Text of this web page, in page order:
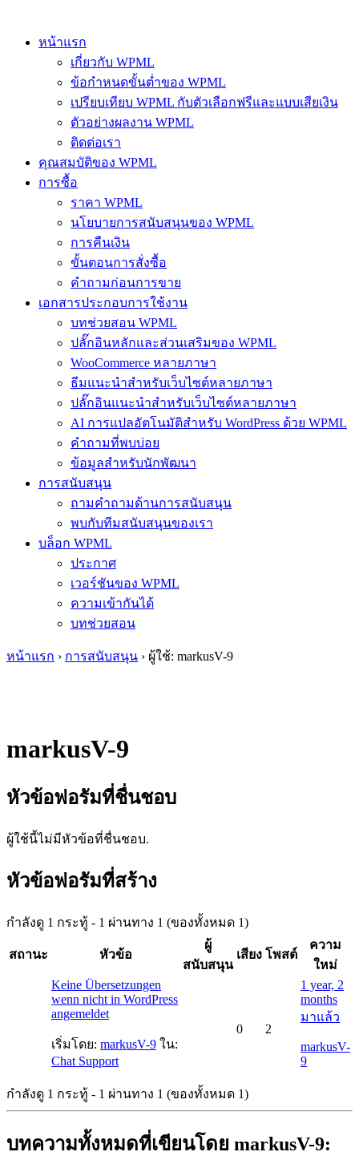
หน้าแรก
เกี่ยวกับ WPML
ข้อกำหนดขั้นต่ำของ WPML
เปรียบเทียบ WPML กับตัวเลือกฟรีและแบบเสียเงิน
ตัวอย่างผลงาน WPML
ติดต่อเรา
คุณสมบัติของ WPML
การซื้อ
ราคา WPML
นโยบายการสนับสนุนของ WPML
การคืนเงิน
ขั้นตอนการสั่งซื้อ
คำถามก่อนการขาย
เอกสารประกอบการใช้งาน
บทช่วยสอน WPML
ปลั๊กอินหลักและส่วนเสริมของ WPML
WooCommerce หลายภาษา
ธีมแนะนำสำหรับเว็บไซต์หลายภาษา
ปลั๊กอินแนะนำสำหรับเว็บไซต์หลายภาษา
AI การแปลอัตโนมัติสำหรับ WordPress ด้วย WPML
คำถามที่พบบ่อย
ข้อมูลสำหรับนักพัฒนา
การสนับสนุน
ถามคำถามด้านการสนับสนุน
พบกับทีมสนับสนุนของเรา
บล็อก WPML
ประกาศ
เวอร์ชันของ WPML
ความเข้ากันได้
บทช่วยสอน
หน้าแรก › การสนับสนุน › ผู้ใช้: markusV-9
markusV-9
หัวข้อฟอรัมที่ชื่นชอบ
ผู้ใช้นี้ไม่มีหัวข้อที่ชื่นชอบ.
หัวข้อฟอรัมที่สร้าง
กำลังดู 1 กระทู้ - 1 ผ่านทาง 1 (ของทั้งหมด 1)
สถานะ หัวข้อ
ผู้
สนับสนุน
เสียง โพสต์
ความ
ใหม่
Keine Übersetzungen
wenn nicht in WordPress
angemeldet
เริ่มโดย: markusV-9 ใน:
Chat Support
0 2
1 year, 2
months
มาแล้ว
markusV-
9
กำลังดู 1 กระทู้ - 1 ผ่านทาง 1 (ของทั้งหมด 1)
บทความทั้งหมดที่เขียนโดย markusV-9: